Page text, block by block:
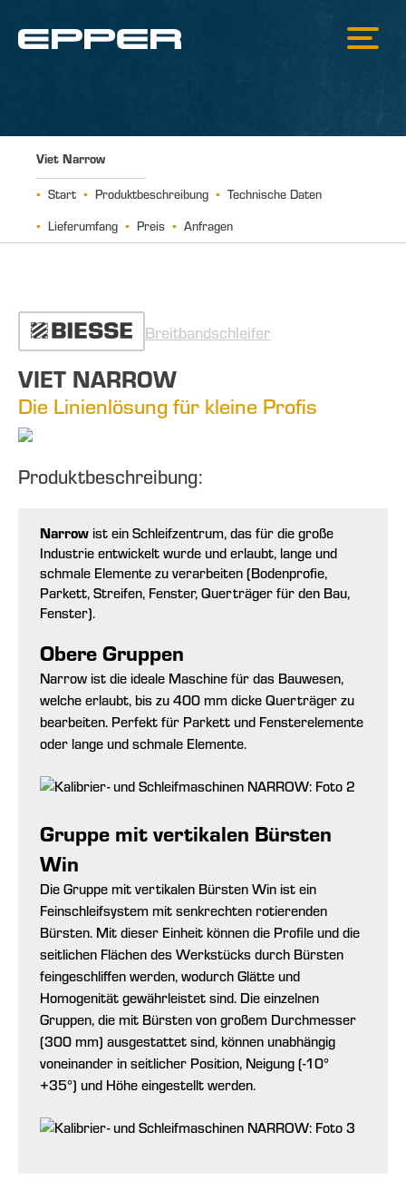
Viet Narrow
Start Produktbeschreibung
Technische Daten
Lieferumfang
Preis Anfragen
Breitbandschleifer
VIET NARROW
Die Linienlösung für kleine Profis
Produktbeschreibung:
Narrow ist ein Schleifzentrum, das für die große
Industrie entwickelt wurde und erlaubt, lange und
schmale Elemente zu verarbeiten (Bodenprofie,
Parkett, Streifen, Fenster, Querträger für den Bau,
Fenster).
Obere Gruppen
Narrow ist die ideale Maschine für das Bauwesen,
welche erlaubt, bis zu 400 mm dicke Querträger zu
bearbeiten. Perfekt für Parkett und Fensterelemente
oder lange und schmale Elemente.
Gruppe mit vertikalen Bürsten
Win
Die Gruppe mit vertikalen Bürsten Win ist ein
Feinschleifsystem mit senkrechten rotierenden
Bürsten. Mit dieser Einheit können die Profile und die
seitlichen Flächen des Werkstücks durch Bürsten
feingeschliffen werden, wodurch Glätte und
Homogenität gewährleistet sind. Die einzelnen
Gruppen, die mit Bürsten von großem Durchmesser
(300 mm) ausgestattet sind, können unabhängig
voneinander in seitlicher Position, Neigung (-10°
+35°) und Höhe eingestellt werden.